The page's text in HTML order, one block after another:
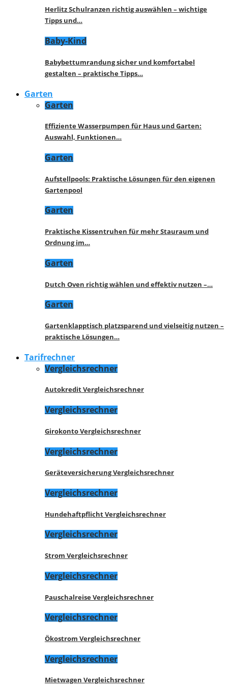
Herlitz Schulranzen richtig auswählen – wichtige
Tipps und…
Baby-Kind
Babybettumrandung sicher und komfortabel
gestalten – praktische Tipps…
Garten
Garten
Effiziente Wasserpumpen für Haus und Garten:
Auswahl, Funktionen…
Garten
Aufstellpools: Praktische Lösungen für den eigenen
Gartenpool
Garten
Praktische Kissentruhen für mehr Stauraum und
Ordnung im…
Garten
Dutch Oven richtig wählen und effektiv nutzen –…
Garten
Gartenklapptisch platzsparend und vielseitig nutzen –
praktische Lösungen…
Tarifrechner
Vergleichsrechner
Autokredit Vergleichsrechner
Vergleichsrechner
Girokonto Vergleichsrechner
Vergleichsrechner
Geräteversicherung Vergleichsrechner
Vergleichsrechner
Hundehaftpflicht Vergleichsrechner
Vergleichsrechner
Strom Vergleichsrechner
Vergleichsrechner
Pauschalreise Vergleichsrechner
Vergleichsrechner
Ökostrom Vergleichsrechner
Vergleichsrechner
Mietwagen Vergleichsrechner